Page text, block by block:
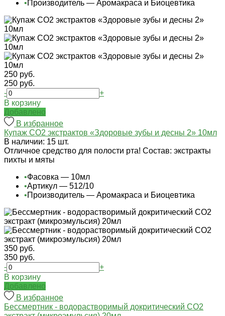
•Производитель — Аромакраса и Биоцевтика
250 руб.
250 руб.
-
+
В корзину
Добавлено
В избранное
Купаж СО2 экстрактов «Здоровые зубы и десны 2» 10мл
В наличии: 15 шт.
Отличное средство для полости рта! Состав: экстракты
пихты и мяты
•Фасовка — 10мл
•Артикул — 512/10
•Производитель — Аромакраса и Биоцевтика
350 руб.
350 руб.
-
+
В корзину
Добавлено
В избранное
Бессмертник - водорастворимый докритический СО2